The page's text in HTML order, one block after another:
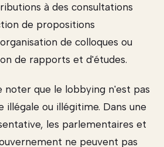
à des consultations
de propositions
de colloques ou
de rapports et d'études.
que le lobbying n'est pas
illégale ou illégitime. Dans une
les parlementaires et
ne peuvent pas